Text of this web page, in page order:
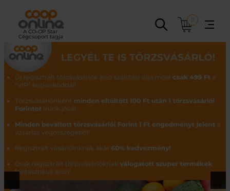
tartalomhoz
0